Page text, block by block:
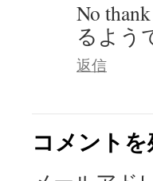
No
るよう
返信
コメント